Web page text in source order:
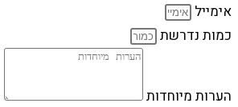
אימייל
כמות נדרשת
הערות מיוחדות